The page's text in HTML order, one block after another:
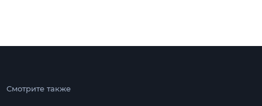
Смотрите также